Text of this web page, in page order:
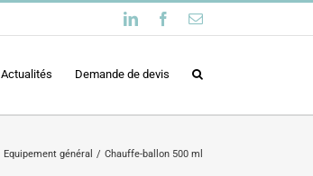
LinkedInFacebook
Email
Actualités Demande de devis
Equipement général Chauffe-ballon 500 ml